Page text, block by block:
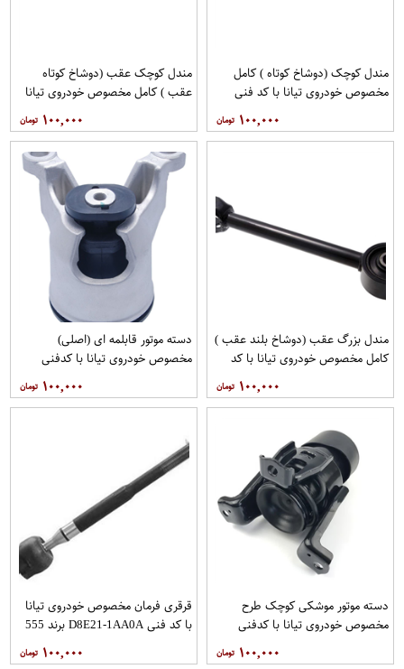
مندل کوچک (دوشاخ کوتاه ) کامل
مخصوص خودروی تیانا با کد فنی
فروشگاه مگاموتور
۱۰۰,۰۰۰
مندل کوچک عقب (دوشاخ کوتاه
عقب ) کامل مخصوص خودروی تیانا
با کد فنی 551AO-JN01Aبرند EEP
فروشگاه مگاموتور
۱۰۰,۰۰۰
مندل بزرگ عقب (دوشاخ بلند عقب )
کامل مخصوص خودروی تیانا با کد
فنی 55110-JN00Aبرند EEP فروشگاه
مگاموتور
۱۰۰,۰۰۰
دسته موتور قابلمه ای (اصلی)
مخصوص خودروی تیانا با کدفنی
فروشگاه مگاموتور
۱۰۰,۰۰۰
دسته موتور موشکی کوچک طرح
مخصوص خودروی تیانا با کدفنی
11210-JP00Bبرند EEP فروشگاه
مگاموتور
۱۰۰,۰۰۰
قرقری فرمان مخصوص خودروی تیانا
با کد فنی D8E21-1AA0A برند 555
۱۰۰,۰۰۰